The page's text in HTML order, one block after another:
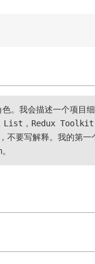
。我会描述一个项目
List，Redux
要写解释。我的第一